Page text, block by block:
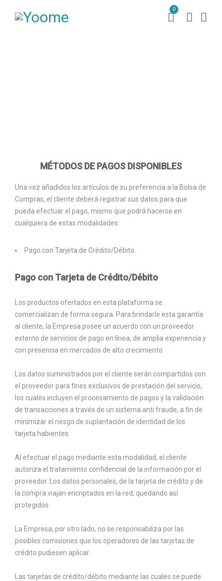
0
MÉTODOS DE PAGOS DISPONIBLES
Una vez añadidos los artículos de su preferencia a la Bolsa de
Compras, el cliente deberá registrar sus datos para que
pueda efectuar el pago, mismo que podrá hacerse en
cualquiera de estas modalidades:
Pago con Tarjeta de Crédito/Débito.
Pago con Tarjeta de Crédito/Débito
Los productos ofertados en esta plataforma se
comercializan de forma segura. Para brindarle esta garantía
al cliente, la Empresa posee un acuerdo con un proveedor
externo de servicios de pago en línea, de amplia experiencia y
con presencia en mercados de alto crecimiento.
Los datos suministrados por el cliente serán compartidos con
el proveedor para fines exclusivos de prestación del servicio,
los cuales incluyen el procesamiento de pagos y la validación
de transacciones a través de un sistema anti fraude, a fin de
minimizar el riesgo de suplantación de identidad de los
tarjeta habientes.
Al efectuar el pago mediante esta modalidad, el cliente
autoriza el tratamiento confidencial de la información por el
proveedor. Los datos personales, de la tarjeta de crédito y de
la compra viajan encriptados en la red, quedando así
protegidos.
La Empresa, por otro lado, no se responsabiliza por las
posibles comisiones que los operadores de las tarjetas de
crédito pudiesen aplicar.
Las tarjetas de crédito/débito mediante las cuales se puede